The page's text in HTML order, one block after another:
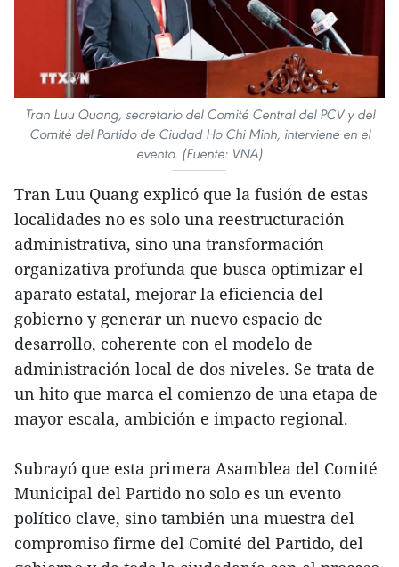
Tran Luu Quang, secretario del Comité Central del PCV y del
Comité del Partido de Ciudad Ho Chi Minh, interviene en el
evento. (Fuente: VNA)
Tran Luu Quang explicó que la fusión de estas
localidades no es solo una reestructuración
administrativa, sino una transformación
organizativa profunda que busca optimizar el
aparato estatal, mejorar la eficiencia del
gobierno y generar un nuevo espacio de
desarrollo, coherente con el modelo de
administración local de dos niveles. Se trata de
un hito que marca el comienzo de una etapa de
mayor escala, ambición e impacto regional.
Subrayó que esta primera Asamblea del Comité
Municipal del Partido no solo es un evento
político clave, sino también una muestra del
compromiso firme del Comité del Partido, del